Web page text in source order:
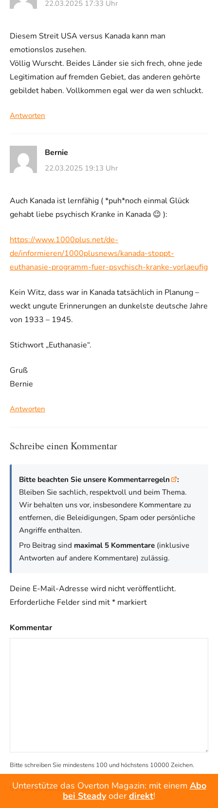
22.03.2025 17:33 Uhr
Diesem Streit USA versus Kanada kann man
emotionslos zusehen.
Völlig Wurscht. Beides Länder sie sich frech, ohne jede
Legitimation auf fremden Gebiet, das anderen gehörte
gebildet haben. Vollkommen egal wer da wen schluckt.
Antworten
Bernie
22.03.2025 19:13 Uhr
Auch Kanada ist lernfähig ( *puh*noch einmal Glück
gehabt liebe psychisch Kranke in Kanada 😉 ):
https://www.1000plus.net/de-
de/informieren/1000plusnews/kanada-stoppt-
euthanasie-programm-fuer-psychisch-kranke-vorlaeufig
Kein Witz, dass war in Kanada tatsächlich in Planung –
weckt ungute Erinnerungen an dunkelste deutsche Jahre
von 1933 – 1945.
Stichwort „Euthanasie“.
Gruß
Bernie
Antworten
Schreibe einen Kommentar
Bitte beachten Sie unsere Kommentarregeln
:
Bleiben Sie sachlich, respektvoll und beim Thema.
Wir behalten uns vor, insbesondere Kommentare zu
entfernen, die Beleidigungen, Spam oder persönliche
Angriffe enthalten.
Pro Beitrag sind maximal 5 Kommentare (inklusive
Antworten auf andere Kommentare) zulässig.
Deine E-Mail-Adresse wird nicht veröffentlicht.
Erforderliche Felder sind mit* markiert
Kommentar
Bitte schreiben Sie mindestens 100 und höchstens 10000 Zeichen.
0 / 10000 Zeichen
Unterstütze das Overton Magazin: mit einem Abo
bei Steady oderdirekt!